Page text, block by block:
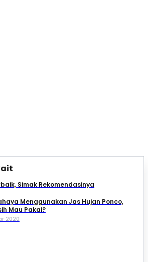
Simak Rekomendasinya
Menggunakan Jas Hujan Ponco,
Mau Pakai?
2020